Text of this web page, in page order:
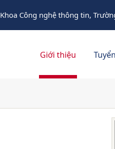
Khoa Công nghệ thông tin,
Giới thiệu